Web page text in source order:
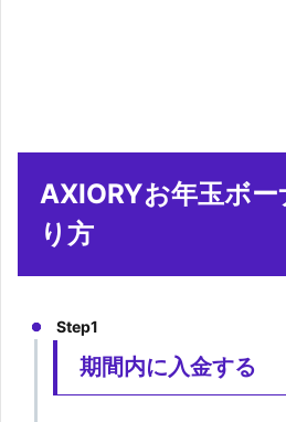
AXIORYお年玉ボ
り方
Step1
期間内に入金する